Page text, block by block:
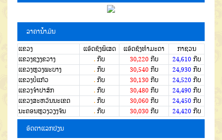
ລາຄານໍ້າມັນ
ແຂວງ ແອັດຊັງພິເສດ ແອັດຊັງທຳມະດາ
ກາຊວນ
ແຂວງຊຽງຂວາງ
. ກີບ 30,220ກີບ 24,610ກີບ
ແຂວງຫຼວງພະບາງ
. ກີບ 30,540ກີບ 24,930ກີບ
ແຂວງບໍ່ແກ້ວ
. ກີບ 30,130ກີບ 24,520ກີບ
ແຂວງຈໍາປາສັກ
. ກີບ 30,480ກີບ 24,490ກີບ
ແຂວງສະຫວັນນະເຂດ
. ກີບ 30,060ກີບ 24,450ກີບ
ນະຄອນຫຼວງວຽງຈັນ
. ກີບ 30,030ກີບ 24,420ກີບ
ອັດຕາແລກປ່ຽນ